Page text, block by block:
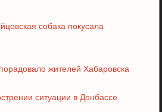
собака покусала
жителей Хабаровска
ситуации в Донбассе